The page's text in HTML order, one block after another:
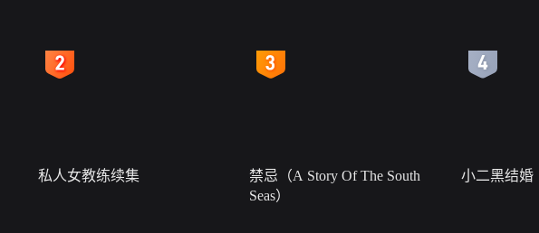
私人女教练续集
禁忌（A Story Of The South
Seas）
小二黑结婚